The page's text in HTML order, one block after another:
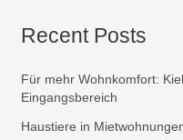
Recent Posts
Für mehr Wohnkomfort:
Eingangsbereich
Haustiere in